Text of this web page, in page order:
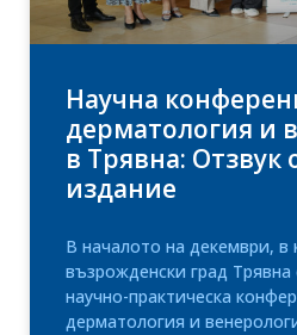
Научна
дерматология и
в Трявна: Отзвук
издание
В началото на декември, в
възрожденски град Трявна
научно-практическа
дерматология и